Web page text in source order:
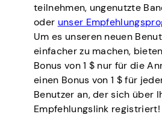
teilnehmen, ungenutzte
oder unser
Um es unseren neuen
einfacher zu machen,
Bonus von 1 $ nur für die
einen Bonus von 1 $ für
Benutzer an, der sich über
Empfehlungslink registriert!